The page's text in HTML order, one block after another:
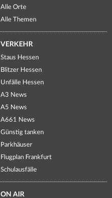
Alle Orte
Alle Themen
VERKEHR
Staus Hessen
Blitzer Hessen
Unfälle Hessen
A3 News
A5 News
A661 News
Günstig tanken
Parkhäuser
Flugplan Frankfurt
Schulausfälle
ON AIR